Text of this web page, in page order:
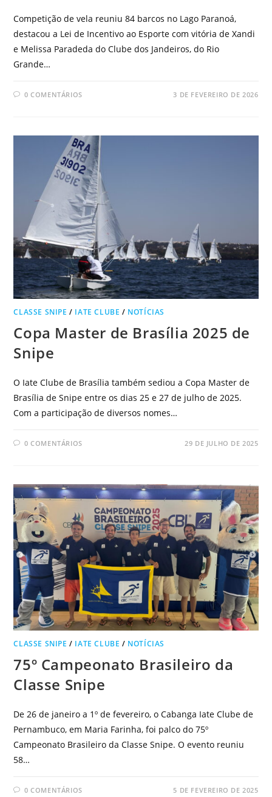
Competição de vela reuniu 84 barcos no Lago Paranoá,
destacou a Lei de Incentivo ao Esporte com vitória de Xandi
e Melissa Paradeda do Clube dos Jandeiros, do Rio
Grande…
0 COMENTÁRIOS 3 DE FEVEREIRO DE 2026
CLASSE SNIPE / IATE CLUBE / NOTÍCIAS
Copa Master de Brasília 2025 de
Snipe
O Iate Clube de Brasília também sediou a Copa Master de
Brasília de Snipe entre os dias 25 e 27 de julho de 2025.
Com a participação de diversos nomes…
0 COMENTÁRIOS 29 DE JULHO DE 2025
CLASSE SNIPE / IATE CLUBE / NOTÍCIAS
75º Campeonato Brasileiro da
Classe Snipe
De 26 de janeiro a 1º de fevereiro, o Cabanga Iate Clube de
Pernambuco, em Maria Farinha, foi palco do 75º
Campeonato Brasileiro da Classe Snipe. O evento reuniu
58…
0 COMENTÁRIOS 5 DE FEVEREIRO DE 2025